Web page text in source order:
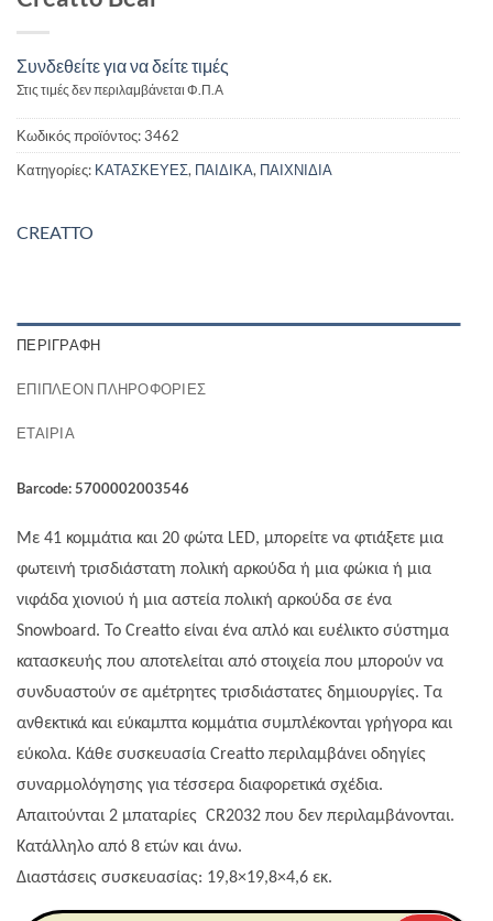
Συνδεθείτε για να δείτε τιμές
Στις τιμές δεν περιλαμβάνεται Φ.Π.Α
Κωδικός προϊόντος:3462
Κατηγορίες: ΚΑΤΑΣΚΕΥΕΣ, ΠΑΙΔΙΚΑ, ΠΑΙΧΝΙΔΙΑ
CREATTO
ΠΕΡΙΓΡΑΦΉ
ΕΠΙΠΛΈΟΝ ΠΛΗΡΟΦΟΡΊΕΣ
ΕΤΑΙΡΊΑ
Barcode: 5700002003546
Με 41 κομμάτια και 20 φώτα LED, μπορείτε να φτιάξετε μια
φωτεινή τρισδιάστατη πολική αρκούδα ή μια φώκια ή μια
νιφάδα χιονιού ή μια αστεία πολική αρκούδα σε ένα
Snowboard. Το Creatto είναι ένα απλό και ευέλικτο σύστημα
κατασκευής που αποτελείται από στοιχεία που μπορούν να
συνδυαστούν σε αμέτρητες τρισδιάστατες δημιουργίες. Τα
ανθεκτικά και εύκαμπτα κομμάτια συμπλέκονται γρήγορα και
εύκολα. Κάθε συσκευασία Creatto περιλαμβάνει οδηγίες
συναρμολόγησης για τέσσερα διαφορετικά σχέδια.
Απαιτούνται 2 μπαταρίες CR2032 που δεν περιλαμβάνονται.
Κατάλληλο από 8 ετών και άνω.
Διαστάσεις συσκευασίας: 19,8×19,8×4,6 εκ.